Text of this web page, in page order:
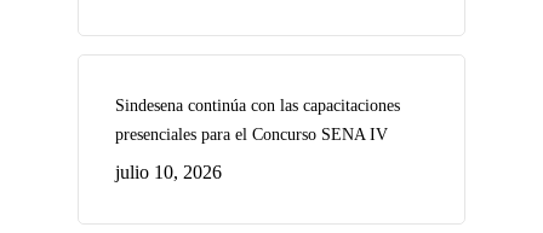
Sindesena continúa con las capacitaciones
presenciales para el Concurso SENA IV
julio 10, 2026